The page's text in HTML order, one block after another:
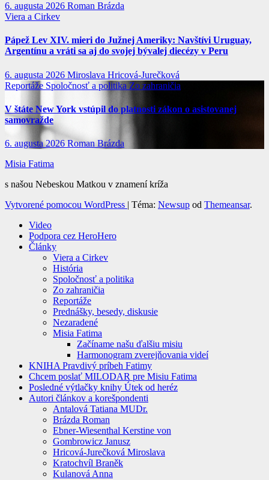
6. augusta 2026 Roman Brázda
Viera a Cirkev
Pápež Lev XIV. mieri do Južnej Ameriky: Navštívi Uruguay,
Argentínu a vráti sa aj do svojej bývalej diecézy v Peru
6. augusta 2026 Miroslava Hricová-Jurečková
Reportáže Spoločnosť a politika Zo zahraničia
V štáte New York vstúpil do platnosti zákon o asistovanej
samovražde
6. augusta 2026 Roman Brázda
Misia Fatima
s našou Nebeskou Matkou v znamení kríža
Vytvorené pomocou WordPress | Téma: Newsup od Themeansar.
Video
Podpora cez HeroHero
Články
Viera a Cirkev
História
Spoločnosť a politika
Zo zahraničia
Reportáže
Prednášky, besedy, diskusie
Nezaradené
Misia Fatima
Začíname našu ďalšiu misiu
Harmonogram zverejňovania videí
KNIHA Pravdivý príbeh Fatimy
Chcem poslať MILODAR pre Misiu Fatima
Posledné výtlačky knihy Útek od heréz
Autori článkov a korešpondenti
Antalová Tatiana MUDr.
Brázda Roman
Ebner-Wiesenthal Kerstine von
Gombrowicz Janusz
Hricová-Jurečková Miroslava
Kratochvíl Braněk
Kulanová Anna